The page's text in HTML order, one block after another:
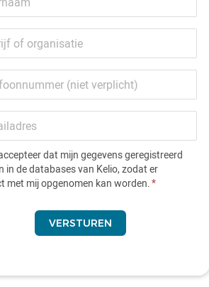
dat mijn gegevens geregistreerd
in de databases van Kelio, zodat er
met mij opgenomen kan worden.